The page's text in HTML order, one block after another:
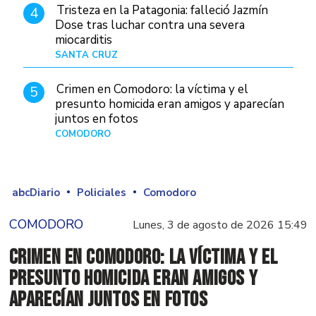
4
Tristeza en la Patagonia: falleció Jazmín
Dose tras luchar contra una severa
miocarditis
SANTA CRUZ
5
Crimen en Comodoro: la víctima y el
presunto homicida eran amigos y aparecían
juntos en fotos
COMODORO
abcDiario Policiales Comodoro
COMODORO Lunes, 3 de agosto de 2026 15:49
Crimen en Comodoro: la víctima y el
presunto homicida eran amigos y
aparecían juntos en fotos